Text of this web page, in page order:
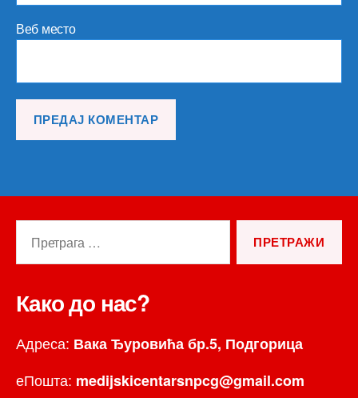
Веб место
Како до нас?
Адреса: Вака Ђуровића бр.5, Подгорица
еПошта: medijskicentarsnpcg@gmail.com